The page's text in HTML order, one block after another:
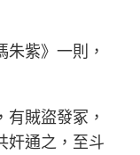
紫》一則，
賊盜發冢，
奸通之，至斗